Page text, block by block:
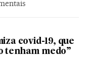
covid-19, que
tenham medo”